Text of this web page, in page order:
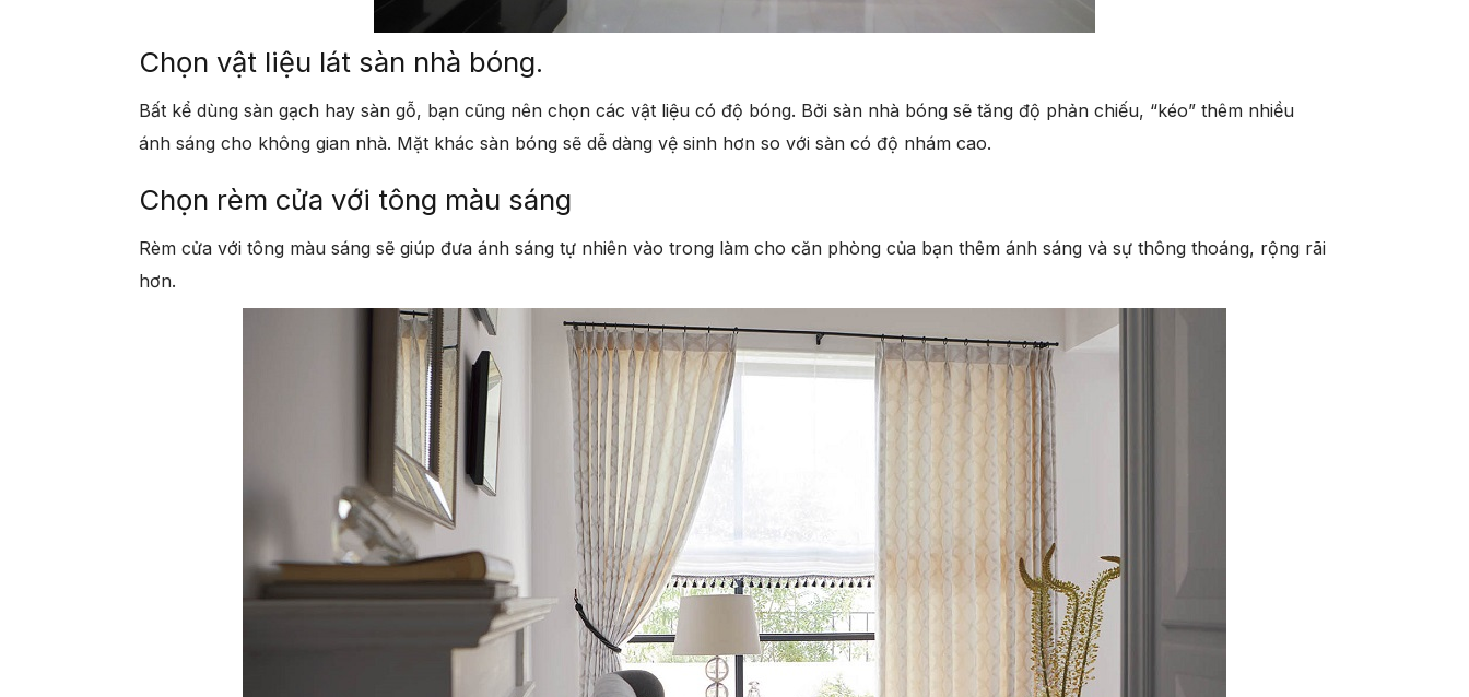
Chọn vật liệu lát sàn nhà bóng.
Bất kể dùng sàn gạch hay sàn gỗ, bạn cũng nên chọn các vật liệu có độ bóng. Bởi sàn nhà bóng sẽ tăng độ phản chiếu, “kéo” thêm nhiều
ánh sáng cho không gian nhà. Mặt khác sàn bóng sẽ dễ dàng vệ sinh hơn so với sàn có độ nhám cao.
Chọn rèm cửa với tông màu sáng
Rèm cửa với tông màu sáng sẽ giúp đưa ánh sáng tự nhiên vào trong làm cho căn phòng của bạn thêm ánh sáng và sự thông thoáng, rộng rãi
hơn.